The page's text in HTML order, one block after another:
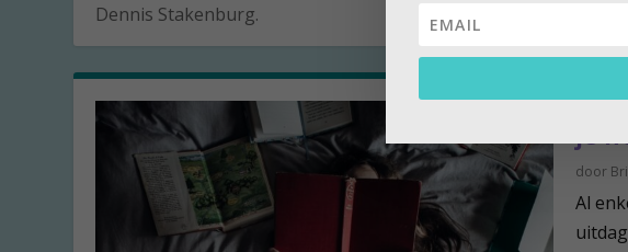
Dennis Stakenburg.
je
door
Al